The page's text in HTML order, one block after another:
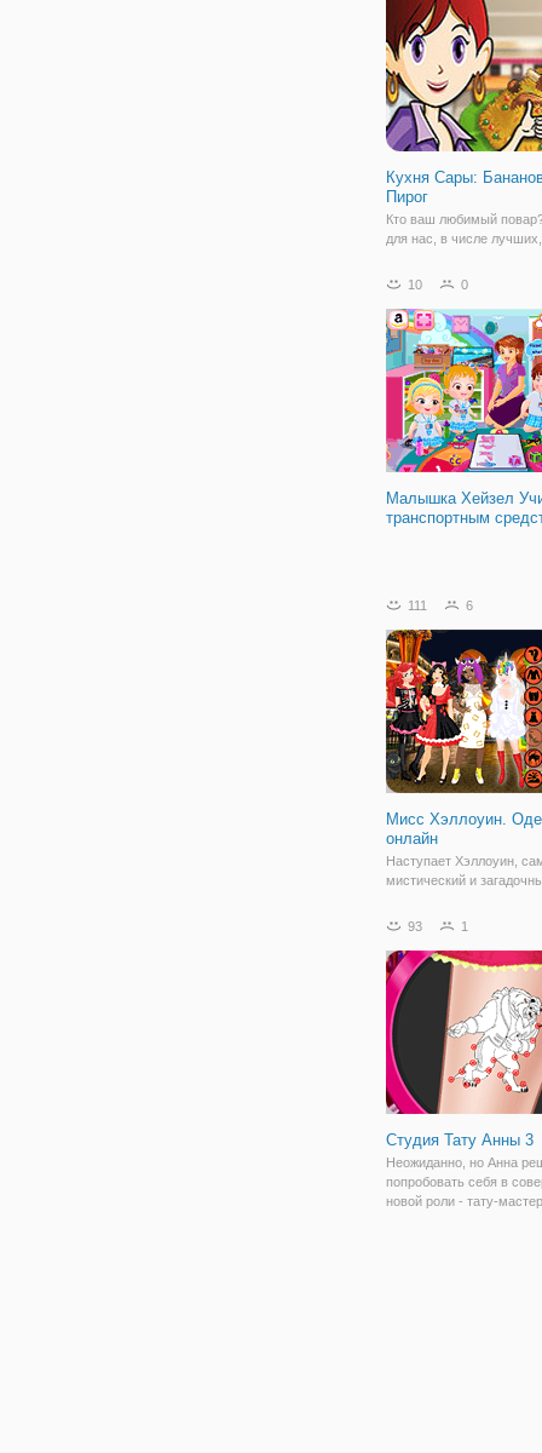
Кухня Сары:
Пирог
Кто ваш любимый
для нас, в числе
не знает рецептов.
Банановый пирог,
можете научиться
аркаде онлайн
10 0
Малышка Хейзел
транспортным
111 6
Мисс Хэллоуин.
онлайн
Наступает Хэллоуин,
мистический и
которому не просто
Ведь именно от
наряда сложится
вашем образе. Не
93 1
Студия Тату Анны 3
Неожиданно, но Анна
попробовать себя в
новой роли - тату-